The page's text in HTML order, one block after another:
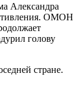
Александра
ОМОН
голову
стране.